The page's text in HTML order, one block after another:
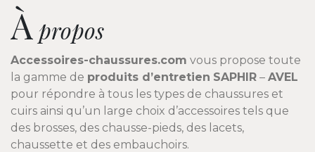
À propos
Accessoires-chaussures.com vous propose toute
la gamme de produits d’entretien SAPHIR – AVEL
pour répondre à tous les types de chaussures et
cuirs ainsi qu’un large choix d’accessoires tels que
des brosses, des chausse-pieds, des lacets,
chaussette et des embauchoirs.